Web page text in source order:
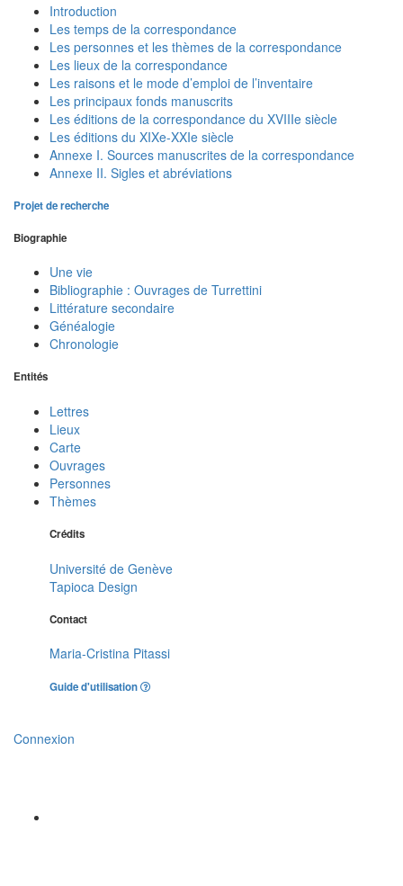
Introduction
Les temps de la correspondance
Les personnes et les thèmes de la correspondance
Les lieux de la correspondance
Les raisons et le mode d’emploi de l’inventaire
Les principaux fonds manuscrits
Les éditions de la correspondance du XVIIIe siècle
Les éditions du XIXe-XXIe siècle
Annexe I. Sources manuscrites de la correspondance
Annexe II. Sigles et abréviations
Projet de recherche
Biographie
Une vie
Bibliographie : Ouvrages de Turrettini
Littérature secondaire
Généalogie
Chronologie
Entités
Lettres
Lieux
Carte
Ouvrages
Personnes
Thèmes
Crédits
Université de Genève
Tapioca Design
Contact
Maria-Cristina Pitassi
Guide d'utilisation
Connexion